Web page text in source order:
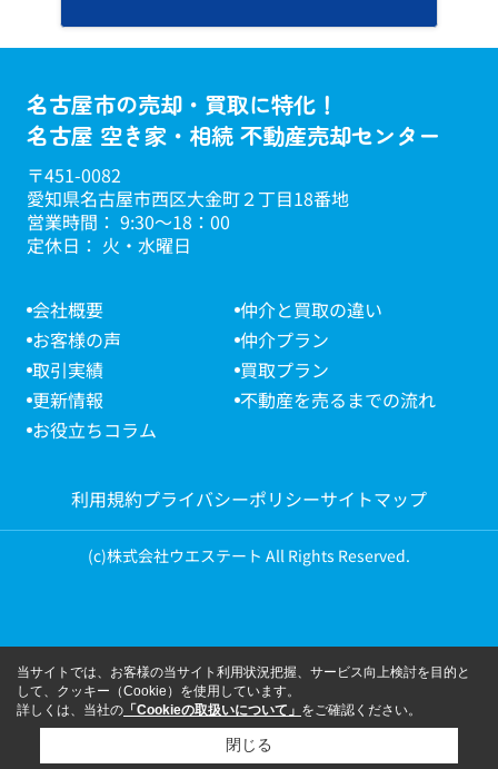
名古屋市の売却・買取に特化！
名古屋 空き家・相続 不動産売却センター
〒451-0082
愛知県名古屋市西区大金町２丁目18番地
営業時間： 9:30～18：00
定休日： 火・水曜日
会社概要
仲介と買取の違い
お客様の声
仲介プラン
取引実績
買取プラン
更新情報
不動産を売るまでの流れ
お役立ちコラム
利用規約プライバシーポリシーサイトマップ
(c)株式会社ウエステート All Rights Reserved.
当サイトでは、お客様の当サイト利用状況把握、サービス向上検討を目的と
して、クッキー（Cookie）を使用しています。
詳しくは、当社の 「Cookieの取扱いについて」 をご確認ください。
閉じる